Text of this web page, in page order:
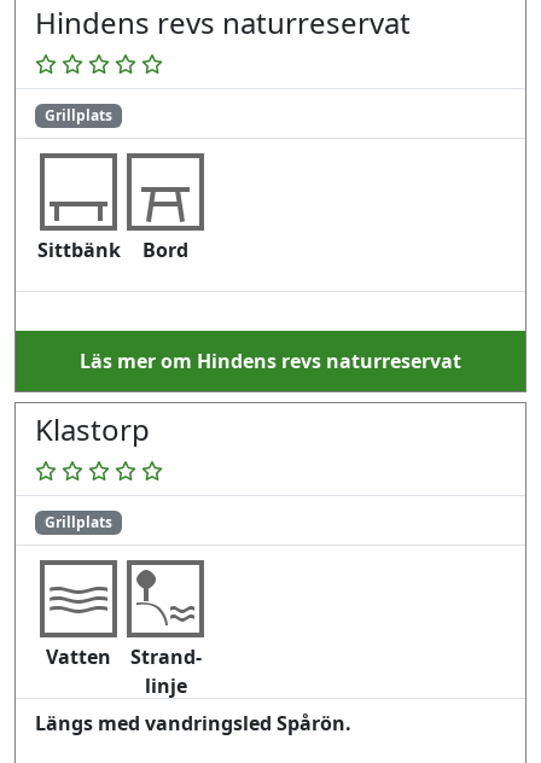
Hindens revs naturreservat
Grillplats
Sittbänk Bord
Läs mer om Hindens revs naturreservat
Klastorp
Grillplats
Vatten
Strand-
linje
Längs med vandringsled Spårön.